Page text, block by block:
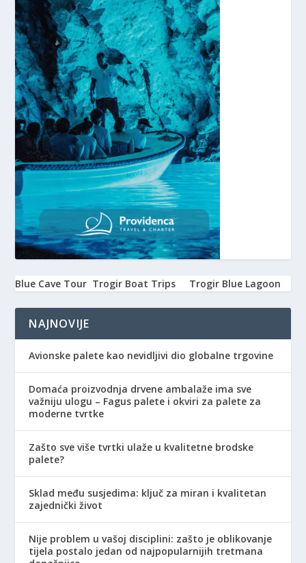
Blue Cave Tour Trogir Boat Trips Trogir Blue Lagoon
NAJNOVIJE
Avionske palete kao nevidljivi dio globalne trgovine
Domaća proizvodnja drvene ambalaže ima sve
važniju ulogu – Fagus palete i okviri za palete za
moderne tvrtke
Zašto sve više tvrtki ulaže u kvalitetne brodske
palete?
Sklad među susjedima: ključ za miran i kvalitetan
zajednički život
Nije problem u vašoj disciplini: zašto je oblikovanje
tijela postalo jedan od najpopularnijih tretmana